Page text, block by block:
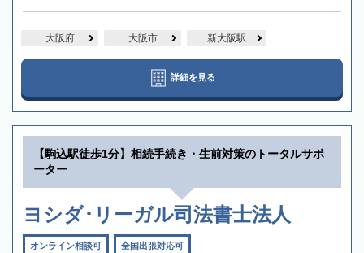
大阪府 大阪市 新大阪駅
詳細を見る
【駒込駅徒歩1分】相続手続き・生前対策のトータルサポ
ーター
ヨシダ･リーガル司法書士法人
オンライン相談可 全国出張対応可